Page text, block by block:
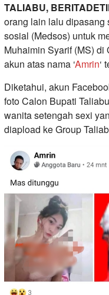
TALIABU,
orang lain lalu dipasang
sosial (Medsos) untuk
Muhaimin Syarif (MS) di
akun atas nama ‘Amrin‘
Diketahui, akun
foto Calon Bupati
wanita setengah sexi
diapload ke Group